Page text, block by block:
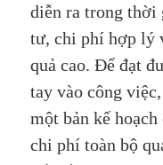
diễn ra trong thời
tư, chi phí hợp lý
quả cao. Để đạt
tay vào công
một bản kế
chi phí toàn bộ